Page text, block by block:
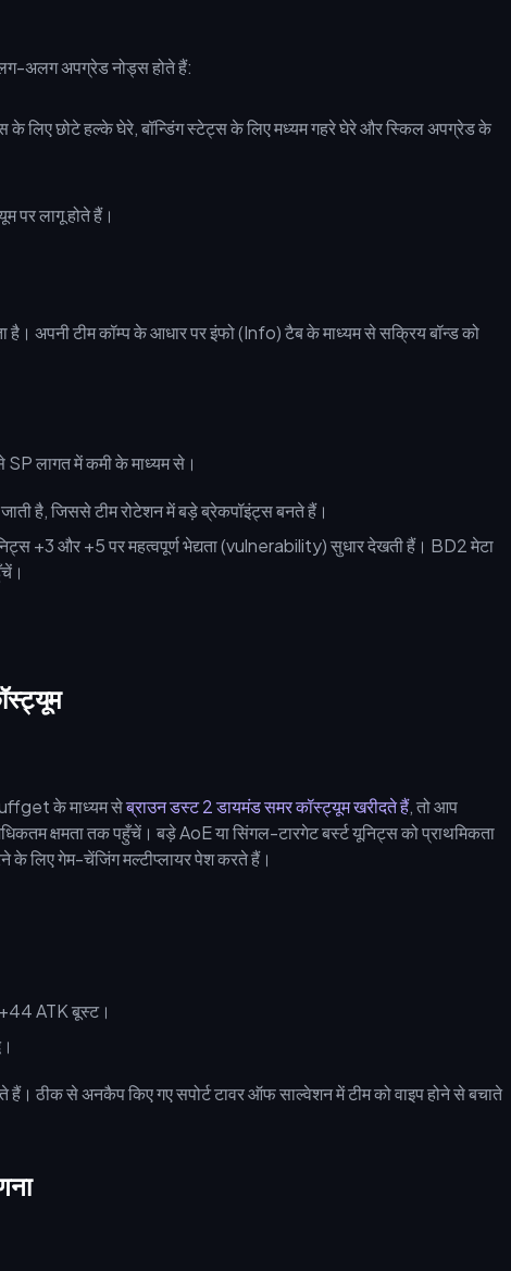
अलग अपग्रेड नोड्स होते हैं:
पर लागू होते हैं।
अपनी टीम कॉम्प के आधार पर इंफो (Info) टैब के माध्यम से सक्रिय बॉन्ड को
SP लागत में कमी के माध्यम से।
है, जिससे टीम रोटेशन में बड़े ब्रेकपॉइंट्स बनते हैं।
+3 और +5 पर महत्वपूर्ण भेद्यता (vulnerability) सुधार देखती हैं। BD2 मेटा
के माध्यम सेब्राउन डस्ट 2 डायमंड समर कॉस्ट्यूम खरीदते हैं, तो आप
क्षमता तक पहुँचें। बड़े AoE या सिंगल-टारगेट बर्स्ट यूनिट्स को प्राथमिकता
लिए गेम-चेंजिंग मल्टीप्लायर पेश करते हैं।
ATK बूस्ट।
ठीक से अनकैप किए गए सपोर्ट टावर ऑफ साल्वेशन में टीम को वाइप होने से बचाते